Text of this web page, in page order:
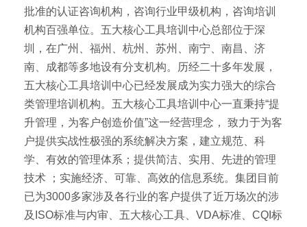
批准的认证咨询机构，咨询行业甲级机构，咨询培训
机构百强单位。五大核心工具培训中心总部位于深
圳，在广州、福州、杭州、苏州、南宁、南昌、济
南、成都等多地设有分支机构。历经二十多年发展，
五大核心工具培训中心已经发展成为实力强大的综合
类管理培训机构。五大核心工具培训中心一直秉持“提
升管理，为客户创造价值”这一经营理念， 致力于为客
户提供实战性极强的系统解决方案，建立规范、科
学、有效的管理体系；提供简洁、实用、先进的管理
技术 ；实施经济、可靠、高效的信息系统。集团目前
已为3000多家涉及各行业的客户提供了近万场次的涉
及ISO标准与内审、五大核心工具、VDA标准、CQI标